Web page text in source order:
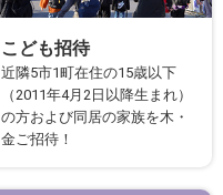
こども招待
近隣5市1町在住の15歳以下
（2011年4月2日以降生まれ）
の方および同居の家族を木・
金ご招待！